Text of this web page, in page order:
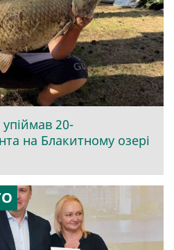
20-
на Блакитному озері